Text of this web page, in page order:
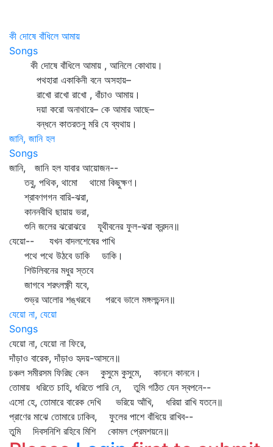
কী দোষে বাঁধিলে আমায়
Songs
কী দোষে বাঁধিলে আমায় , আনিলে কোথায়।
পথহারা একাকিনী বনে অসহায়–
রাখো রাখো রাখো , বাঁচাও আমায়।
দয়া করো অনাথারে– কে আমার আছে–
বন্ধনে কাতরতনু মরি যে ব্যথায়।
জানি, জানি হল
Songs
জানি, জানি হল যাবার আয়োজন--
তবু, পথিক, থামো থামো কিছুক্ষণ।
শ্রাবণগগন বারি-ঝরা,
কাননবীথি ছায়ায় ভরা,
শুনি জলের ঝরোঝরে যূথীবনের ফুল-ঝরা ক্রন্দন॥
যেয়ো-- যখন বাদলশেষের পাখি
পথে পথে উঠবে ডাকি ডাকি।
শিউলিবনের মধুর স্তবে
জাগবে শরৎলক্ষ্ণী যবে,
শুভ্র আলোর শঙ্খরবে পরবে ভালে মঙ্গলচন্দন॥
যেয়ো না, যেয়ো
Songs
যেয়ো না, যেয়ো না ফিরে,
দাঁড়াও বারেক, দাঁড়াও হৃদয়-আসনে॥
চঞ্চল সমীরসম ফিরিছ কেন কুসুমে কুসুমে, কাননে কাননে।
তোমায় ধরিতে চাহি, ধরিতে পারি নে, তুমি গঠিত যেন স্বপনে--
এসো হে, তোমারে বারেক দেখি ভরিয়ে আঁখি, ধরিয়া রাখি যতনে॥
প্রাণের মাঝে তোমারে ঢাকিব, ফুলের পাশে বাঁধিয়ে রাখিব--
তুমি দিবসনিশি রহিবে মিশি কোমল প্রেমশয়নে॥